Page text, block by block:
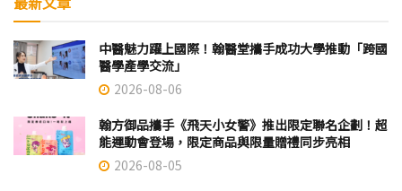
中醫魅力躍上國際！翰醫堂攜手成功大學推動「跨國
醫學產學交流」
2026-08-06
翰方御品攜手《飛天小女警》推出限定聯名企劃！超
能運動會登場，限定商品與限量贈禮同步亮相
2026-08-05